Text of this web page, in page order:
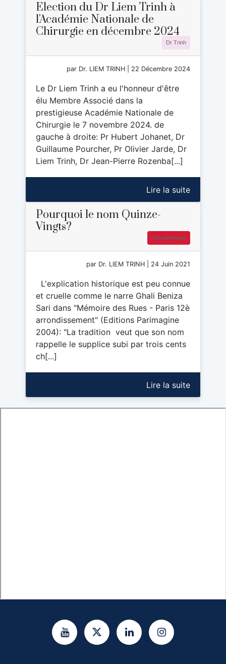
Election du Dr Liem Trinh à
l'Académie Nationale de
Chirurgie en décembre 2024
Dr Trinh
par Dr. LIEM TRINH | 22 Décembre 2024
Le Dr Liem Trinh a eu l'honneur d'être
élu Membre Associé dans la
prestigieuse Académie Nationale de
Chirurgie le 7 novembre 2024. de
gauche à droite: Pr Hubert Johanet, Dr
Guillaume Pourcher, Pr Olivier Jarde, Dr
Liem Trinh, Dr Jean-Pierre Rozenba[...]
Lire la suite
Pourquoi le nom Quinze-
Vingts?
Ophtalmologie
par Dr. LIEM TRINH | 24 Juin 2021
L'explication historique est peu connue
et cruelle comme le narre Ghali Beniza
Sari dans "Mémoire des Rues - Paris 12è
arrondissement" (Editions Parimagine
2004): "La tradition veut que son nom
rappelle le supplice subi par trois cents
ch[...]
Lire la suite